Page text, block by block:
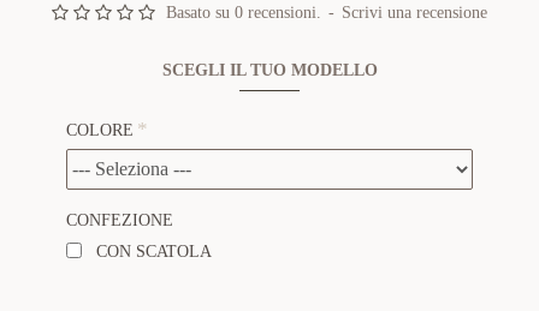
Basato su 0 recensioni. - Scrivi una recensione
SCEGLI IL TUO MODELLO
COLORE
CONFEZIONE
CON SCATOLA